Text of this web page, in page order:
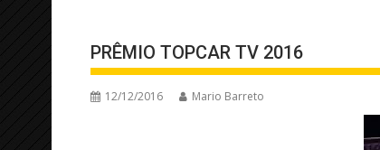
PRÊMIO TOPCAR TV 2016
12/12/2016 Mario Barreto